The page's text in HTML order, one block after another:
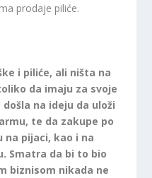
prodaje piliće.
i piliće, ali ništa na
da imaju za svoje
na ideju da uloži
te da zakupe po
na pijaci, kao i na
Smatra da bi to bio
biznisom nikada ne